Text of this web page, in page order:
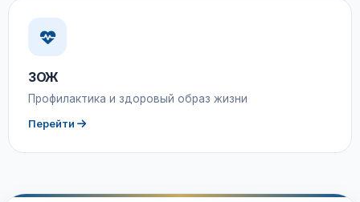
ЗОЖ
Профилактика и здоровый образ жизни
Перейти